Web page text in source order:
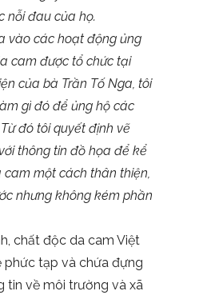
nỗi đau của họ.
vào các hoạt động ủng
cam được tổ chức tại
của bà Trần Tố Nga, tôi
gì đó để ủng hộ các
đó tôi quyết định vẽ
thông tin đồ họa để kể
một cách thân thiện,
nhưng không kém phần
chất độc da cam Việt
phức tạp và chứa đựng
tin về môi trường và xã